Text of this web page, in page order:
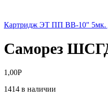
Картридж ЭТ ПП ВВ-10" 5мк.
Саморез
1,00Р
1414 в наличии